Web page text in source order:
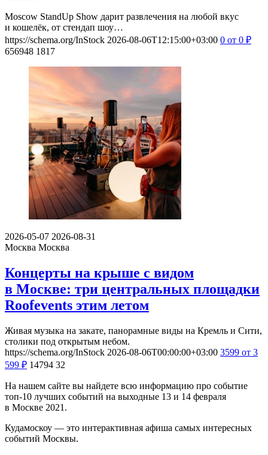
Moscow StandUp Show дарит развлечения на любой вкус
и кошелёк, от стендап шоу…
https://schema.org/InStock 2026-08-06T12:15:00+03:00 0 от 0 ₽
656948 1817
2026-05-07 2026-08-31
Москва Москва
Концерты на крыше с видом
в Москве: три центральных площадки
Roofevents этим летом
Живая музыка на закате, панорамные виды на Кремль и Сити,
столики под открытым небом.
https://schema.org/InStock 2026-08-06T00:00:00+03:00 3599 от 3
599 ₽ 14794 32
На нашем сайте вы найдете всю информацию про событие
топ-10 лучших событий на выходные 13 и 14 февраля
в Москве 2021.
Кудамоскоу — это интерактивная афиша самых интересных
событий Москвы.